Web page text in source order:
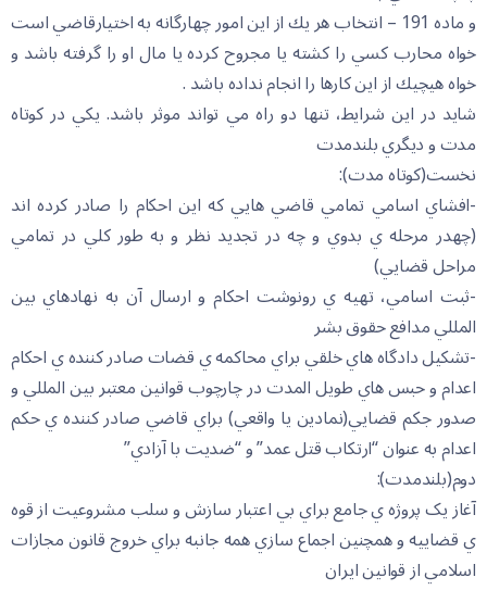
و ماده 191 – انتخاب هر يك از اين امور چهارگانه به اختيارقاضي است
خواه محارب كسي را كشته يا مجروح كرده يا مال او را گرفته باشد و
خواه هيچيك از اين كارها را انجام نداده باشد .
شايد در اين شرايط، تنها دو راه مي تواند موثر باشد. يکي در کوتاه
مدت و ديگري بلندمدت
نخست(کوتاه مدت):
-افشاي اسامي تمامي قاضي هايي که اين احکام را صادر کرده اند
(چهدر مرحله ي بدوي و چه در تجديد نظر و به طور کلي در تمامي
مراحل قضايي)
-ثبت اسامي، تهيه ي رونوشت احکام و ارسال آن به نهادهاي بين
المللي مدافع حقوق بشر
-تشکيل دادگاه هاي خلقي براي محاکمه ي قضات صادر کننده ي احکام
اعدام و حبس هاي طويل المدت در چارچوب قوانين معتبر بين المللي و
صدور جکم قضايي(نمادين يا واقعي) براي قاضي صادر کننده ي حکم
اعدام به عنوان “ارتکاب قتل عمد” و “ضديت با آزادي”
دوم(بلندمدت):
آغاز يک پروژه ي جامع براي بي اعتبار سازش و سلب مشروعيت از قوه
ي قضاييه و همچنين اجماع سازي همه جانبه براي خروج قانون مجازات
اسلامي از قوانين ايران